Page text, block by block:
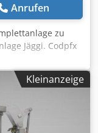
Anrufen
zu
Jäggi. Codpfx
Kleinanzeige